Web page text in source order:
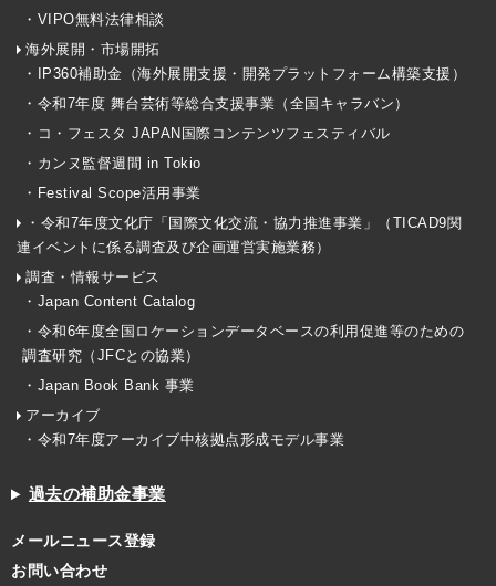
・VIPO無料法律相談
海外展開・市場開拓
・IP360補助金（海外展開支援・開発プラットフォーム構築支援）
・令和7年度 舞台芸術等総合支援事業（全国キャラバン）
・コ・フェスタ JAPAN国際コンテンツフェスティバル
・カンヌ監督週間 in Tokio
・Festival Scope活用事業
・令和7年度文化庁「国際文化交流・協力推進事業」（TICAD9関
連イベントに係る調査及び企画運営実施業務）
調査・情報サービス
・Japan Content Catalog
・令和6年度全国ロケーションデータベースの利用促進等のための
調査研究（JFCとの協業）
・Japan Book Bank 事業
アーカイブ
・令和7年度アーカイブ中核拠点形成モデル事業
過去の補助金事業
メールニュース登録
お問い合わせ